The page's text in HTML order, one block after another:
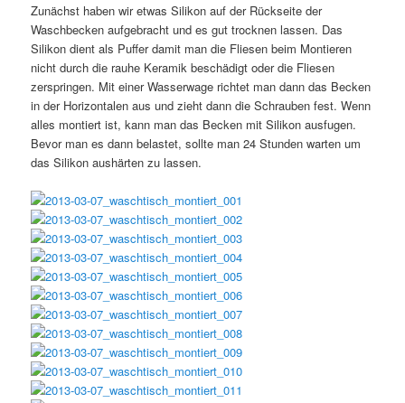
Zunächst haben wir etwas Silikon auf der Rückseite der
Waschbecken aufgebracht und es gut trocknen lassen. Das
Silikon dient als Puffer damit man die Fliesen beim Montieren
nicht durch die rauhe Keramik beschädigt oder die Fliesen
zerspringen. Mit einer Wasserwage richtet man dann das Becken
in der Horizontalen aus und zieht dann die Schrauben fest. Wenn
alles montiert ist, kann man das Becken mit Silikon ausfugen.
Bevor man es dann belastet, sollte man 24 Stunden warten um
das Silikon aushärten zu lassen.